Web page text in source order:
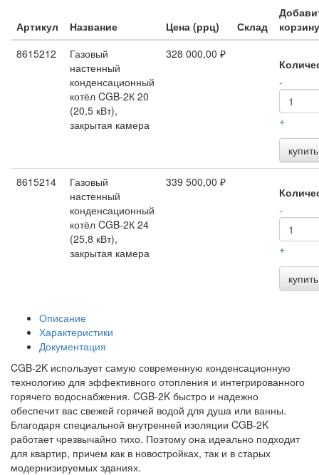
Артикул Название Цена (ррц) Склад
корзину
8615212
Газовый
настенный
конденсационный
котёл CGB-2К 20
(20,5 кВт),
закрытая камера
328 000,00 ₽
-
+
купить
8615214
Газовый
настенный
конденсационный
котёл CGB-2К 24
(25,8 кВт),
закрытая камера
339 500,00 ₽
-
+
купить
Описание
Характеристики
Документация
CGB-2K использует самую современную конденсационную
технологию для эффективного отопления и интегрированного
горячего водоснабжения. CGB-2K быстро и надежно
обеспечит вас свежей горячей водой для душа или ванны.
Благодаря специальной внутренней изоляции CGB-2K
работает чрезвычайно тихо. Поэтому она идеально подходит
для квартир, причем как в новостройках, так и в старых
модернизируемых зданиях.